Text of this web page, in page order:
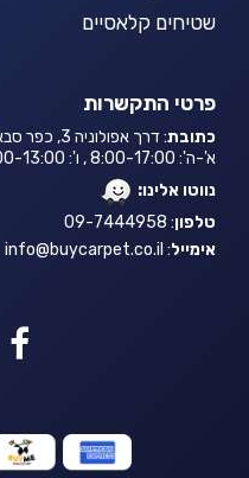
שטיחים קלאסיים
פרטי התקשרות
כתובת: דרך אפולוניה 3, כפר סבא
א'-ה': 8:00-17:00 , ו': 8:00-13:00
נווטו אלינו:
טלפון: 09-7444958
אימייל:
info@buycarpet.co.il